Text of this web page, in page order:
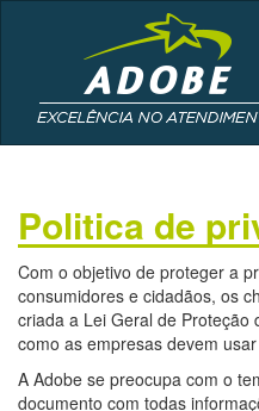
Politica de
Com o objetivo de proteger a
consumidores e cidadãos, os
criada a Lei Geral de Proteção
como as empresas devem
A Adobe se preocupa com o
documento com todas